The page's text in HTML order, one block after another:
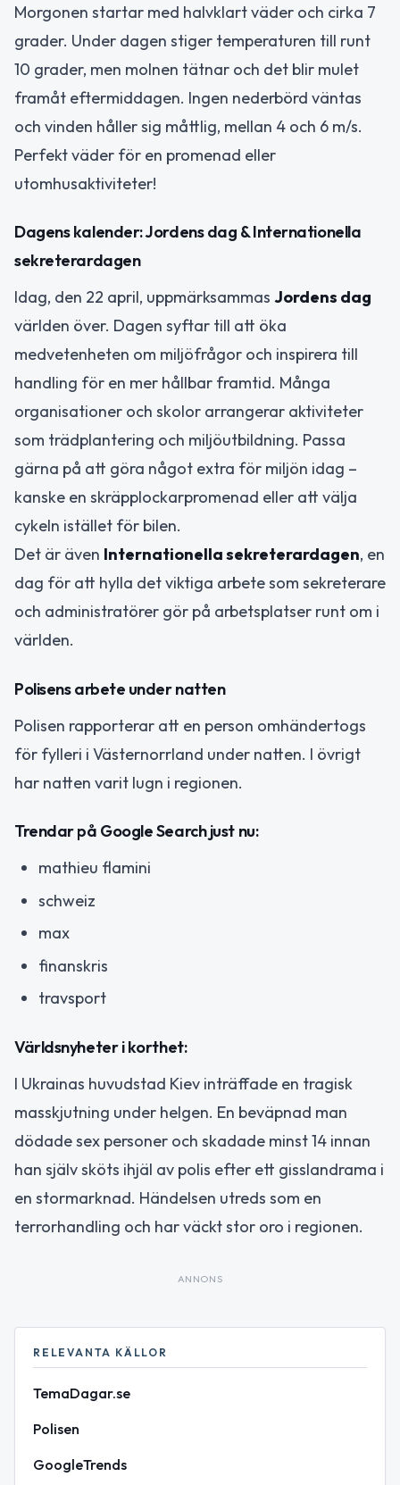
Morgonen startar med halvklart väder och cirka 7
grader. Under dagen stiger temperaturen till runt
10 grader, men molnen tätnar och det blir mulet
framåt eftermiddagen. Ingen nederbörd väntas
och vinden håller sig måttlig, mellan 4 och 6 m/s.
Perfekt väder för en promenad eller
utomhusaktiviteter!
Dagens kalender: Jordens dag & Internationella
sekreterardagen
Idag, den 22 april, uppmärksammas Jordens dag
världen över. Dagen syftar till att öka
medvetenheten om miljöfrågor och inspirera till
handling för en mer hållbar framtid. Många
organisationer och skolor arrangerar aktiviteter
som trädplantering och miljöutbildning. Passa
gärna på att göra något extra för miljön idag –
kanske en skräpplockarpromenad eller att välja
cykeln istället för bilen.
Det är även Internationella sekreterardagen, en
dag för att hylla det viktiga arbete som sekreterare
och administratörer gör på arbetsplatser runt om i
världen.
Polisens arbete under natten
Polisen rapporterar att en person omhändertogs
för fylleri i Västernorrland under natten. I övrigt
har natten varit lugn i regionen.
Trendar på Google Search just nu:
mathieu flamini
schweiz
max
finanskris
travsport
Världsnyheter i korthet:
I Ukrainas huvudstad Kiev inträffade en tragisk
masskjutning under helgen. En beväpnad man
dödade sex personer och skadade minst 14 innan
han själv sköts ihjäl av polis efter ett gisslandrama i
en stormarknad. Händelsen utreds som en
terrorhandling och har väckt stor oro i regionen.
ANNONS
RELEVANTA KÄLLOR
TemaDagar.se
Polisen
GoogleTrends